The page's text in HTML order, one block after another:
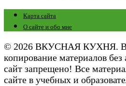
Карта сайта
О сайте и обо мне
© 2026 ВКУСНАЯ КУХНЯ.
копирование материалов
сайт запрещено! Все
сайте в учебных и